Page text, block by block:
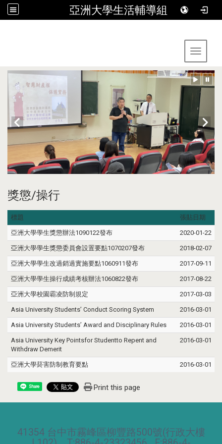
亞洲大學生活輔導組
Toggle
獎懲/操行
標題 張貼日期
亞洲大學學生獎懲辦法1090122發布 2020-01-22
亞洲大學學生獎懲委員會設置要點1070207發布 2018-02-07
亞洲大學學生改過銷過實施要點1060911發布 2017-09-11
亞洲大學學生操行成績考核辦法1060822發布 2017-08-22
亞洲大學校園霸凌防制規定 2017-03-03
Asia University Students’ Conduct Scoring System 2016-03-01
Asia University Students’ Award and Disciplinary Rules 2016-03-01
Asia University Key Pointsfor Studentto Repent and
Withdraw Demerit
2016-03-01
亞洲大學菸害防制教育要點 2016-03-01
Share Print this page
41354 台中市霧峰區柳豐路500號(行政大樓